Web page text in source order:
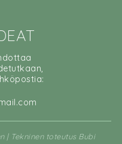
| Tekninen toteutus Bubi